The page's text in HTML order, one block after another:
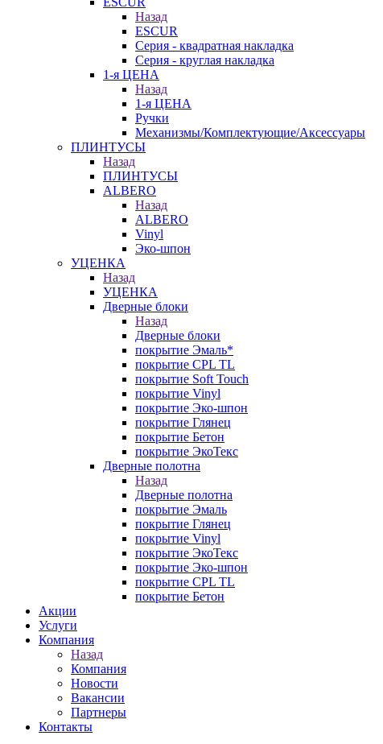
Назад
ESCUR
Серия - квадратная накладка
Серия - круглая накладка
1-я ЦЕНА
Назад
1-я ЦЕНА
Ручки
Механизмы/Комплектующие/Аксессуары
ПЛИНТУСЫ
Назад
ПЛИНТУСЫ
ALBERO
Назад
ALBERO
Vinyl
Эко-шпон
УЦЕНКА
Назад
УЦЕНКА
Дверные блоки
Назад
Дверные блоки
покрытие Эмаль*
покрытие CPL TL
покрытие Soft Touch
покрытие Vinyl
покрытие Эко-шпон
покрытие Глянец
покрытие Бетон
покрытие ЭкоТекс
Дверные полотна
Назад
Дверные полотна
покрытие Эмаль
покрытие Глянец
покрытие Vinyl
покрытие ЭкоТекс
покрытие Эко-шпон
покрытие CPL TL
покрытие Бетон
Акции
Услуги
Компания
Назад
Компания
Новости
Вакансии
Партнеры
Контакты